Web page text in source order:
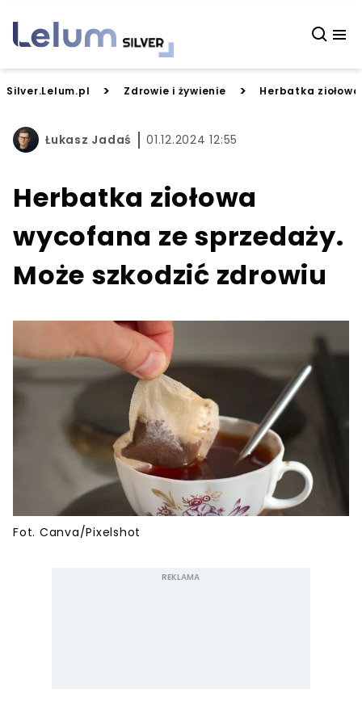
Silver.Lelum.pl > Zdrowie i żywienie > Herbatka
Łukasz Jadaś 01.12.2024 12:55
Herbatka ziołowa
wycofana ze sprzedaży.
Może szkodzić zdrowiu
Fot. Canva/Pixelshot